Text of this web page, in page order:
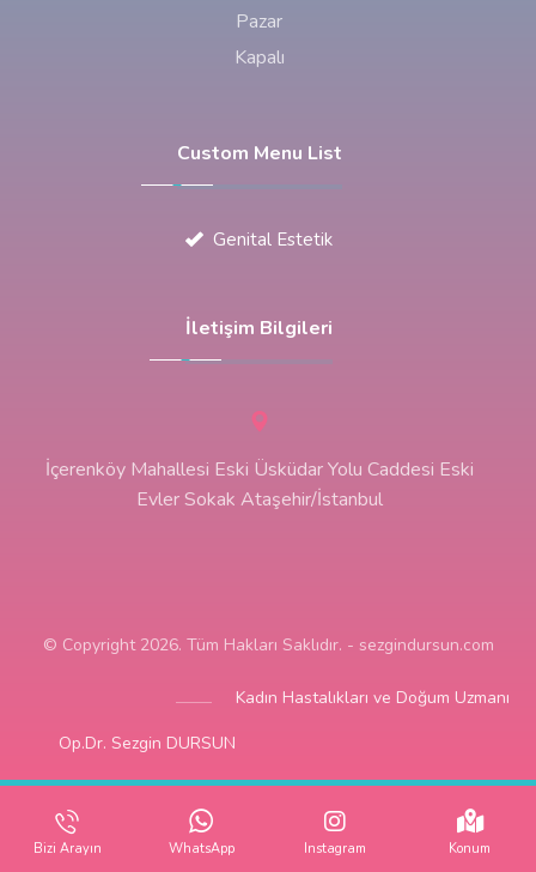
Pazar
Kapalı
Custom Menu List
Genital Estetik
İletişim Bilgileri
İçerenköy Mahallesi Eski Üsküdar Yolu Caddesi Eski
Evler Sokak Ataşehir/İstanbul
© Copyright 2026. Tüm Hakları Saklıdır. - sezgindursun.com
Kadın Hastalıkları ve Doğum Uzmanı
Op.Dr. Sezgin DURSUN
Bizi Arayın WhatsApp Instagram Konum